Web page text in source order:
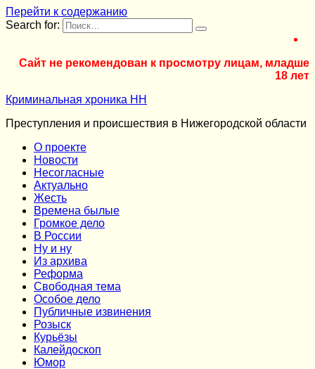
Перейти к содержанию
Search for:
Сайт не рекомендован к просмотру лицам, младше
18 лет
Криминальная хроника НН
Преступления и происшествия в Нижегородской области
О проекте
Новости
Несогласные
Актуально
Жесть
Времена былые
Громкое дело
В России
Ну и ну
Из архива
Реформа
Cвободная тема
Особое дело
Публичные извинения
Розыск
Курьёзы
Калейдоскоп
Юмор